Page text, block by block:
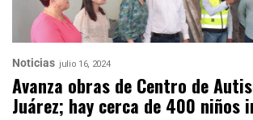
Noticias julio 16, 2024
Avanza obras de Centro de
Juárez; hay cerca de 400 niños